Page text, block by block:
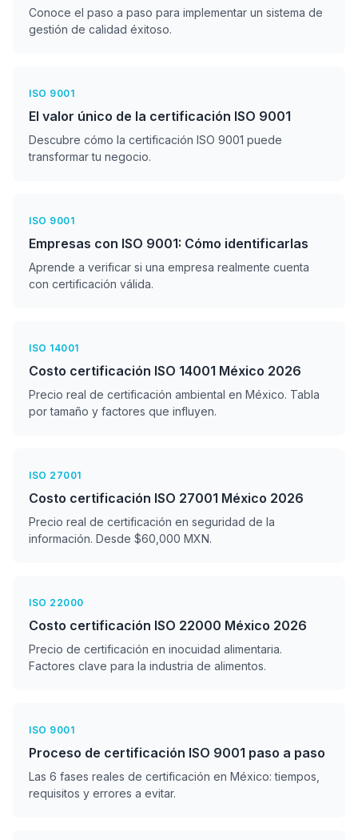
Conoce el paso a paso para implementar un sistema de
gestión de calidad éxitoso.
ISO 9001
El valor único de la certificación ISO 9001
Descubre cómo la certificación ISO 9001 puede
transformar tu negocio.
ISO 9001
Empresas con ISO 9001: Cómo identificarlas
Aprende a verificar si una empresa realmente cuenta
con certificación válida.
ISO 14001
Costo certificación ISO 14001 México 2026
Precio real de certificación ambiental en México. Tabla
por tamaño y factores que influyen.
ISO 27001
Costo certificación ISO 27001 México 2026
Precio real de certificación en seguridad de la
información. Desde $60,000 MXN.
ISO 22000
Costo certificación ISO 22000 México 2026
Precio de certificación en inocuidad alimentaria.
Factores clave para la industria de alimentos.
ISO 9001
Proceso de certificación ISO 9001 paso a paso
Las 6 fases reales de certificación en México: tiempos,
requisitos y errores a evitar.